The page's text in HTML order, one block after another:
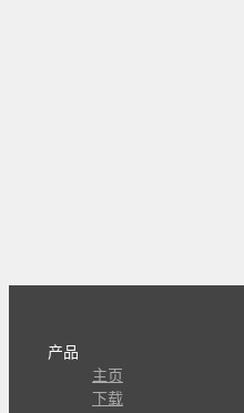
产品
主页
下载